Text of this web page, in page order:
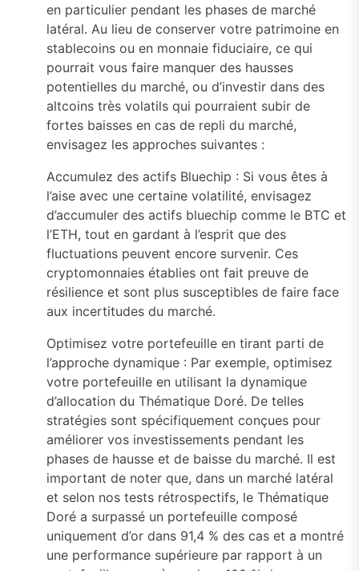
en particulier pendant les phases de marché
latéral. Au lieu de conserver votre patrimoine en
stablecoins ou en monnaie fiduciaire, ce qui
pourrait vous faire manquer des hausses
potentielles du marché, ou d’investir dans des
altcoins très volatils qui pourraient subir de
fortes baisses en cas de repli du marché,
envisagez les approches suivantes :
Accumulez des actifs Bluechip : Si vous êtes à
l’aise avec une certaine volatilité, envisagez
d’accumuler des actifs bluechip comme le BTC et
l’ETH, tout en gardant à l’esprit que des
fluctuations peuvent encore survenir. Ces
cryptomonnaies établies ont fait preuve de
résilience et sont plus susceptibles de faire face
aux incertitudes du marché.
Optimisez votre portefeuille en tirant parti de
l’approche dynamique : Par exemple, optimisez
votre portefeuille en utilisant la dynamique
d’allocation du Thématique Doré. De telles
stratégies sont spécifiquement conçues pour
améliorer vos investissements pendant les
phases de hausse et de baisse du marché. Il est
important de noter que, dans un marché latéral
et selon nos tests rétrospectifs, le Thématique
Doré a surpassé un portefeuille composé
uniquement d’or dans 91,4 % des cas et a montré
une performance supérieure par rapport à un